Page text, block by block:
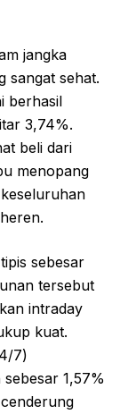
jangka
sangat sehat.
berhasil
3,74%.
beli dari
menopang
sebesar
tersebut
intraday
kuat.
7)
1,57%